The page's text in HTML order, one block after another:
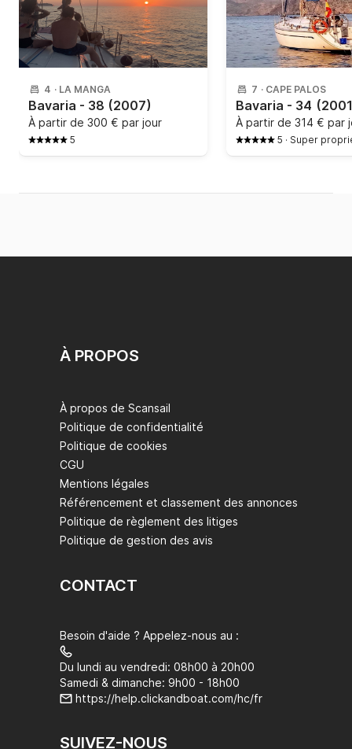
4 · LA MANGA
Bavaria - 38 (2007)
À partir de 300 € par jour
5
7 · CAPE PALOS
Bavaria - 34
À partir de 314 € par
5 · Super
À PROPOS
À propos de Scansail
Politique de confidentialité
Politique de cookies
CGU
Mentions légales
Référencement et classement des annonces
Politique de règlement des litiges
Politique de gestion des avis
CONTACT
Besoin d'aide ? Appelez-nous au :
Du lundi au vendredi: 08h00 à 20h00
Samedi & dimanche: 9h00 - 18h00
https://help.clickandboat.com/hc/fr
SUIVEZ-NOUS